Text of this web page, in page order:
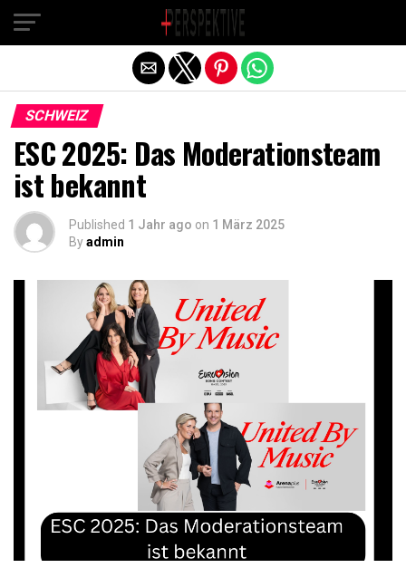
SCHWEIZ
ESC 2025: Das Moderationsteam
ist bekannt
Published 1 Jahr ago on 1 März 2025
Byadmin
Exit mobile version